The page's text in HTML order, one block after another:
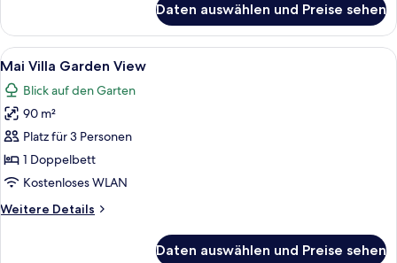
anzeigen
Suite
with
Pool
Access
Room
Daten auswählen und Preise sehen
Alle
Fotos
für
Mai
Villa
Garden
View
Ein modernes Hotelzimmer mit
6
Mai Villa Garden View
Blick auf den Garten
90 m²
Platz für 3 Personen
1 Doppelbett
Kostenloses WLAN
Weitere Details
Weitere
Daten auswählen und Preise sehen